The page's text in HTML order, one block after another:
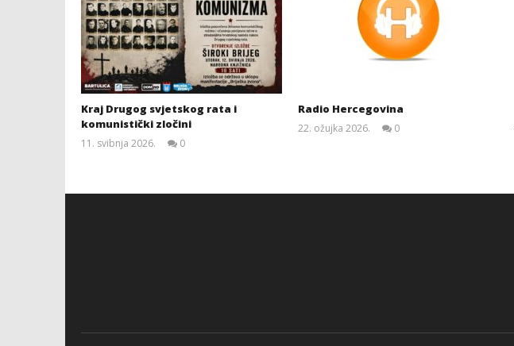
Kraj Drugog svjetskog rata i
komunistički zločini
11. svibnja 2026.
0
Radio Hercegovina
22. ožujka 2026.
0